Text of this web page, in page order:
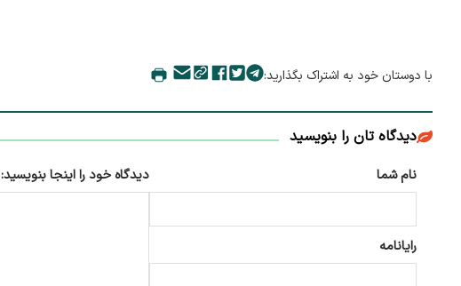
با دوستان خود به اشتراک بگذارید:
دیدگاه تان را بنویسید
نام شما
رایانامه
دیدگاه خود را اینجا بنویسید: